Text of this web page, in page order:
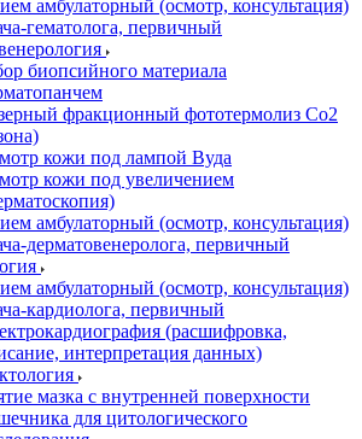
амбулаторный (осмотр, консультация)
гематолога, первичный
биопсийного материала
фракционный фототермолиз Со2
кожи под лампой Вуда
кожи под увеличением
амбулаторный (осмотр, консультация)
дерматовенеролога, первичный
амбулаторный (осмотр, консультация)
кардиолога, первичный
(расшифровка,
интерпретация данных)
мазка с внутренней поверхности
для цитологического